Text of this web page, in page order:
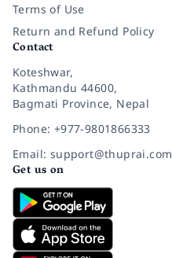
Terms of Use
Return and Refund Policy
Contact
Koteshwar,
Kathmandu 44600,
Bagmati Province, Nepal
Phone: +977-9801866333
Email: support@thuprai.com
Get us on